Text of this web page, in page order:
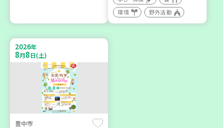
【第3地区本部】住み慣れた
地域で暮らしたい 「コープ
くらしの助け合いの会」(会
場：住吉)
ボランティア
神戸市東灘区
【第3地区本部】「ふれあい
9 24
環境
野外活動
2026年
8月8日(土)
豊中市